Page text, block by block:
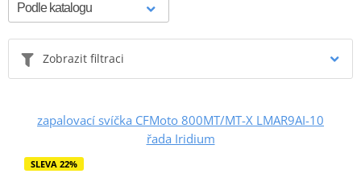
Zobrazit filtraci
zapalovací svíčka CFMoto 800MT/MT-X LMAR9AI-10
řada Iridium
SLEVA 22%